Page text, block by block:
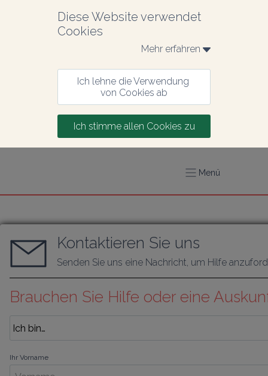
Diese Website verwendet
Cookies
Mehr erfahren
Ich lehne die Verwendung
von Cookies ab
Ich stimme allen Cookies zu
Menü
Kontaktieren Sie uns
Senden Sie uns eine Nachricht, um Hilfe
Brauchen Sie Hilfe oder eine
Ihr Vorname